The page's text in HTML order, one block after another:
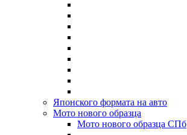
Японского формата на авто
Мото нового образца
Мото нового образца СПб